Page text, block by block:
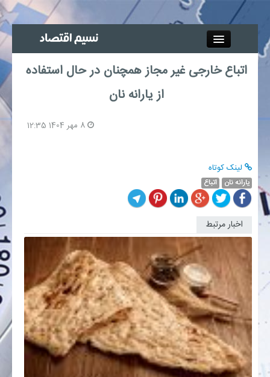
جذب خبرنگار
اجتماعی
صنعت معدن و تجارت
بیمه و بورس
بانک
انرژی
اقتصاد
اتباع خارجی غیر مجاز همچنان در حال استفاده
از یارانه نان
لینک کوتاه
یارانه نان اتباع
اخبار مرتبط